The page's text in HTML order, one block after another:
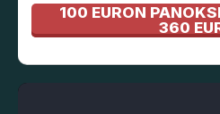
100 EURON
360